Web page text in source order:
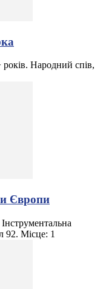
Народний спів,
Європи
92. Місце: 1